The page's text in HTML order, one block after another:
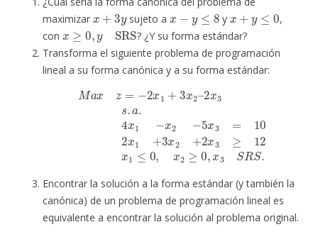
maximizar
x+ 3y
sujeto a
x−y≤ 8
y
x+ y≤
,
con
x≥0,y SRS
? ¿Y su forma estándar?
Transforma el siguiente problema de programación
lineal a su forma canónica y a su forma estándar:
z= 2 1+ x2–
.4x1 2 3=10 x1 3x2
2≥ x 3SR .
Encontrar la solución a la forma estándar (y también la
canónica) de un problema de programación lineal es
equivalente a encontrar la solución al problema original.